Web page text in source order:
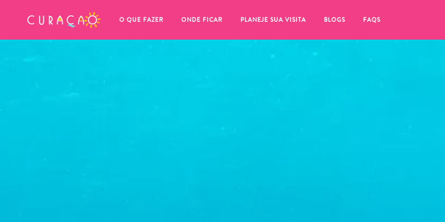
O QUE FAZER ONDE FICAR PLANEJE SUA VISITA BLOGS FAQS
MEUS FAVORITOS